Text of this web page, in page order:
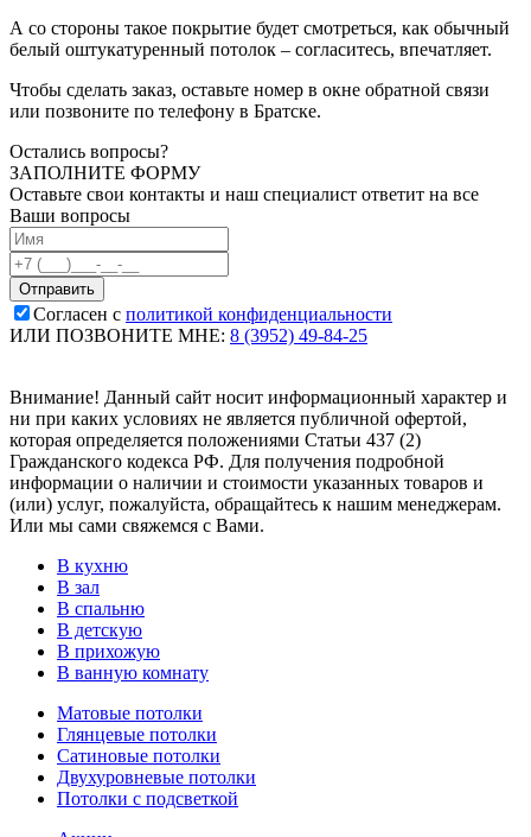
А со стороны такое покрытие будет смотреться, как обычный
белый оштукатуренный потолок – согласитесь, впечатляет.
Чтобы сделать заказ, оставьте номер в окне обратной связи
или позвоните по телефону в Братске.
Остались вопросы?
ЗАПОЛНИТЕ ФОРМУ
Оставьте свои контакты и наш специалист ответит на все
Ваши вопросы
Согласен с политикой конфиденциальности
ИЛИ ПОЗВОНИТЕ МНЕ: 8 (3952) 49-84-25
Внимание! Данный сайт носит информационный характер и
ни при каких условиях не является публичной офертой,
которая определяется положениями Статьи 437 (2)
Гражданского кодекса РФ. Для получения подробной
информации о наличии и стоимости указанных товаров и
(или) услуг, пожалуйста, обращайтесь к нашим менеджерам.
Или мы сами свяжемся с Вами.
В кухню
В зал
В спальню
В детскую
В прихожую
В ванную комнату
Матовые потолки
Глянцевые потолки
Сатиновые потолки
Двухуровневые потолки
Потолки с подсветкой